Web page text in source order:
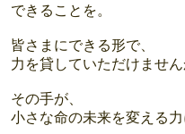
できることを。
皆さまにできる形で、
力を貸していただけません
その手が、
小さな命の未来を変える力